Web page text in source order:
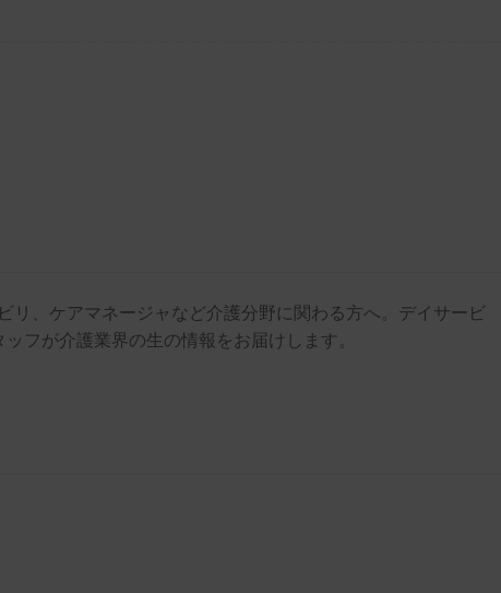
リ、ケアマネージャなど介護分野に関わる方へ。デイサービ
フが介護業界の生の情報をお届けします。